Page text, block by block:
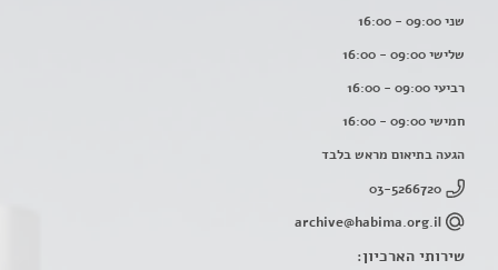
שני 09:00 - 16:00
שלישי 09:00 - 16:00
רביעי 09:00 - 16:00
חמישי 09:00 - 16:00
הגעה בתיאום מראש בלבד
03-5266720
archive@habima.org.il
שירותי הארכיון: